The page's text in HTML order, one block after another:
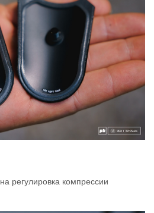
регулировка компрессии